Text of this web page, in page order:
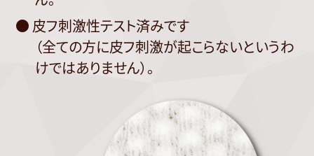
● 皮フ刺激性テスト済みです
（全ての方に皮フ刺激が起こらないというわ
けではありません）。